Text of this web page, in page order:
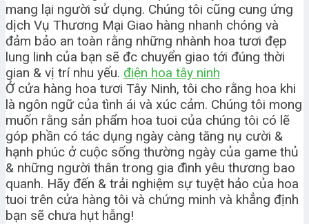
mang lại người sử dụng. Chúng tôi cũng cung ứng
dịch Vụ Thương Mại Giao hàng nhanh chóng và
đảm bảo an toàn rằng những nhành hoa tươi đẹp
lung linh của bạn sẽ đc chuyển giao tới đúng thời
gian & vị trí nhu yếu. điện hoa tây ninh
Ở cửa hàng hoa tươi Tây Ninh, tôi cho rằng hoa khi
là ngôn ngữ của tình ái và xúc cảm. Chúng tôi mong
muốn rằng sản phẩm hoa tuoi của chúng tôi có lẽ
góp phần có tác dụng ngày càng tăng nụ cười &
hạnh phúc ở cuộc sống thường ngày của game thủ
& những người thân trong gia đình yêu thương bao
quanh. Hãy đến & trải nghiệm sự tuyệt hảo của hoa
tuoi trên cửa hàng tôi và chứng minh và khẳng định
bạn sẽ chưa hụt hẫng!